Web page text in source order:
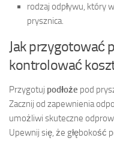
rodzaj odpływu, który
prysznica.
Jak przygotować
kontrolować
Przygotuj podłoże pod
Zacznij od zapewnienia
umożliwi skuteczne
Upewnij się, że głębokość